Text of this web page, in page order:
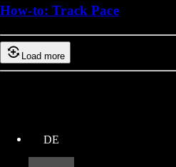
How-to: Track Pace
Load more
DE